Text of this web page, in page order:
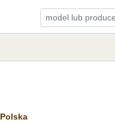
Polska